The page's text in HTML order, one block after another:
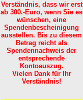
Verständnis, dass wir erst
ab 300.-Euro, wenn Sie es
wünschen, eine
Spendenbescheinigung
ausstellen. Bis zu diesem
Betrag reicht als
Spendennachweis der
entsprechende
Kontoauszug.
Vielen Dank für Ihr
Verständnis!